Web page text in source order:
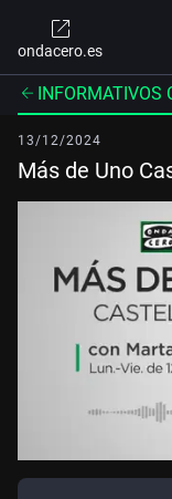
ondacero.es
INFORMATIVOS
13/12/2024
Más de Uno